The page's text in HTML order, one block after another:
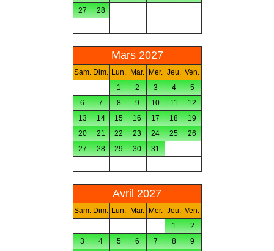
27
28
Mars 2027
Sam. Dim. Lun. Mar. Mer. Jeu.
Ven.
1
2 3 4
5
6
7 8 9 10 11
12
13
14 15 16 17 18
19
20
21 22 23 24 25
26
27
28 29 30 31
Avril 2027
Sam. Dim. Lun. Mar. Mer. Jeu.
Ven.
1
2
3
4 5 6 7 8
9